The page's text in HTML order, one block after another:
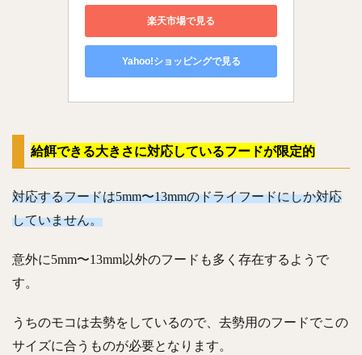
楽天市場で見る
Yahoo!ショッピングで見る
給餌できる大きさに対応しているフードが限定的
対応するフードは5mm〜13mmのドライフードにしか対応
していません。
意外に5mm〜13mm以外のフードも多く存在するようで
す。
うちのモコは去勢をしているので、去勢用のフードでこの
サイズに合うものが必要となります。